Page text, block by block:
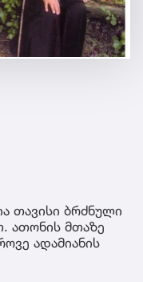
თავისი ბრძნული
ათონის მთაზე
ადამიანის